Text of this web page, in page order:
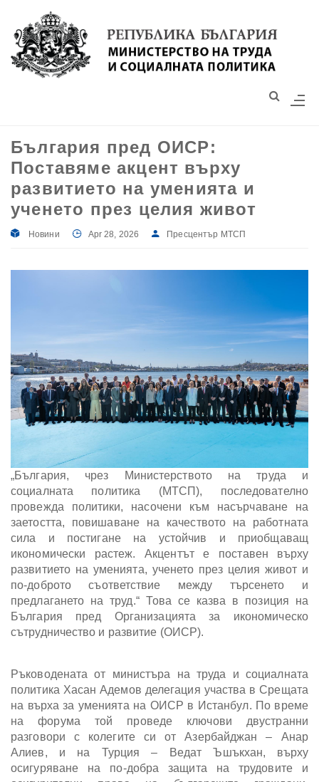
Моля,
обърнете
със
система
България пред ОИСР:
Поставяме акцент върху
развитието на уменията и
ученето през целия живот
Новини Apr 28, 2026 Пресцентър МТСП
„България, чрез Министерството на труда и
социалната политика (МТСП), последователно
провежда политики, насочени към насърчаване на
заетостта, повишаване на качеството на работната
сила и постигане на устойчив и приобщаващ
икономически растеж. Акцентът е поставен върху
развитието на уменията, ученето през целия живот и
по-доброто съответствие между търсенето и
предлагането на труд.“ Това се казва в позиция на
България пред Организацията за икономическо
сътрудничество и развитие (ОИСР).
Ръководената от министъра на труда и социалната
политика Хасан Адемов делегация участва в Срещата
на върха за уменията на ОИСР в Истанбул. По време
на форума той проведе ключови двустранни
разговори с колегите си от Азербайджан – Анар
Алиев, и на Турция – Ведат Ъшъкхан, върху
осигуряване на по-добра защита на трудовите и